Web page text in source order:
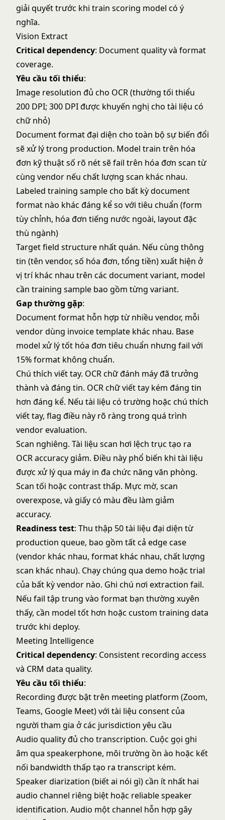
giải quyết trước khi train scoring model có ý
nghĩa.
Vision Extract
Critical dependency: Document quality và format
coverage.
Yêu cầu tối thiểu:
Image resolution đủ cho OCR (thường tối thiểu
200 DPI; 300 DPI được khuyến nghị cho tài liệu có
chữ nhỏ)
Document format đại diện cho toàn bộ sự biến đổi
sẽ xử lý trong production. Model train trên hóa
đơn kỹ thuật số rõ nét sẽ fail trên hóa đơn scan từ
cùng vendor nếu chất lượng scan khác nhau.
Labeled training sample cho bất kỳ document
format nào khác đáng kể so với tiêu chuẩn (form
tùy chỉnh, hóa đơn tiếng nước ngoài, layout đặc
thù ngành)
Target field structure nhất quán. Nếu cùng thông
tin (tên vendor, số hóa đơn, tổng tiền) xuất hiện ở
vị trí khác nhau trên các document variant, model
cần training sample bao gồm từng variant.
Gap thường gặp:
Document format hỗn hợp từ nhiều vendor, mỗi
vendor dùng invoice template khác nhau. Base
model xử lý tốt hóa đơn tiêu chuẩn nhưng fail với
15% format không chuẩn.
Chú thích viết tay. OCR chữ đánh máy đã trưởng
thành và đáng tin. OCR chữ viết tay kém đáng tin
hơn đáng kể. Nếu tài liệu có trường hoặc chú thích
viết tay, flag điều này rõ ràng trong quá trình
vendor evaluation.
Scan nghiêng. Tài liệu scan hơi lệch trục tạo ra
OCR accuracy giảm. Điều này phổ biến khi tài liệu
được xử lý qua máy in đa chức năng văn phòng.
Scan tối hoặc contrast thấp. Mực mờ, scan
overexpose, và giấy có màu đều làm giảm
accuracy.
Readiness test: Thu thập 50 tài liệu đại diện từ
production queue, bao gồm tất cả edge case
(vendor khác nhau, format khác nhau, chất lượng
scan khác nhau). Chạy chúng qua demo hoặc trial
của bất kỳ vendor nào. Ghi chú nơi extraction fail.
Nếu fail tập trung vào format bạn thường xuyên
thấy, cần model tốt hơn hoặc custom training data
trước khi deploy.
Meeting Intelligence
Critical dependency: Consistent recording access
và CRM data quality.
Yêu cầu tối thiểu:
Recording được bật trên meeting platform (Zoom,
Teams, Google Meet) với tài liệu consent của
người tham gia ở các jurisdiction yêu cầu
Audio quality đủ cho transcription. Cuộc gọi ghi
âm qua speakerphone, môi trường ồn ào hoặc kết
nối bandwidth thấp tạo ra transcript kém.
Speaker diarization (biết ai nói gì) cần ít nhất hai
audio channel riêng biệt hoặc reliable speaker
identification. Audio một channel hỗn hợp gây